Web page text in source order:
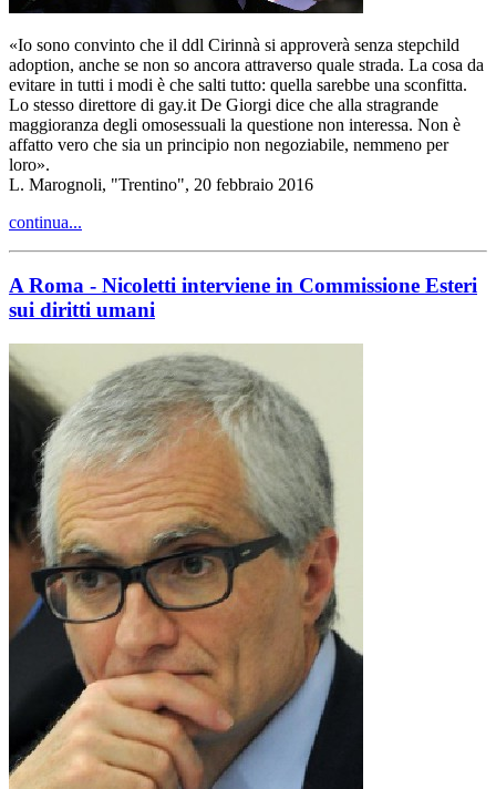
«Io sono convinto che il ddl Cirinnà si approverà senza stepchild
adoption, anche se non so ancora attraverso quale strada. La cosa da
evitare in tutti i modi è che salti tutto: quella sarebbe una sconfitta.
Lo stesso direttore di gay.it De Giorgi dice che alla stragrande
maggioranza degli omosessuali la questione non interessa. Non è
affatto vero che sia un principio non negoziabile, nemmeno per
loro».
L. Marognoli, "Trentino", 20 febbraio 2016
continua...
A Roma - Nicoletti interviene in Commissione Esteri
sui diritti umani